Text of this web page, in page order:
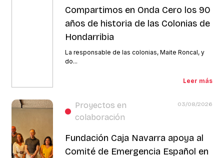
Compartimos en Onda Cero los 90
años de historia de las Colonias de
Hondarribia
La responsable de las colonias, Maite Roncal, y
do...
Leer más
Proyectos en
colaboración
03/08/2026
Fundación Caja Navarra apoya al
Comité de Emergencia Español en